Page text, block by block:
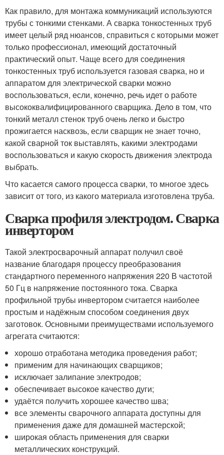
Как правило, для монтажа коммуникаций используются
трубы с тонкими стенками. А сварка тонкостенных труб
имеет целый ряд нюансов, справиться с которыми может
только профессионал, имеющий достаточный
практический опыт. Чаще всего для соединения
тонкостенных труб используется газовая сварка, но и
аппаратом для электрической сварки можно
воспользоваться, если, конечно, речь идет о работе
высококвалифицированного сварщика. Дело в том, что
тонкий металл стенок труб очень легко и быстро
прожигается насквозь, если сварщик не знает точно,
какой сварной ток выставлять, какими электродами
воспользоваться и какую скорость движения электрода
выбрать.
Что касается самого процесса сварки, то многое здесь
зависит от того, из какого материала изготовлена труба.
Сварка профиля электродом. Сварка
инвертором
Такой электросварочный аппарат получил своё
название благодаря процессу преобразования
стандартного переменного напряжения 220 В частотой
50 Гц в напряжение постоянного тока. Сварка
профильной трубы инвертором считается наиболее
простым и надёжным способом соединения двух
заготовок. Основными преимуществами используемого
агрегата считаются:
хорошо отработана методика проведения работ;
применим для начинающих сварщиков;
исключает залипание электродов;
обеспечивает высокое качество дуги;
удаётся получить хорошее качество шва;
все элементы сварочного аппарата доступны для
применения даже для домашней мастерской;
широкая область применения для сварки
металлических конструкций.